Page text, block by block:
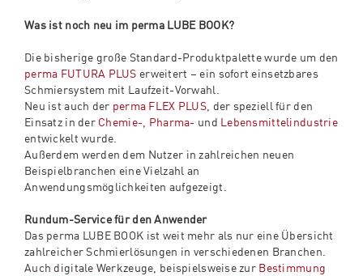
Was ist noch neu im perma LUBE BOOK?
Die bisherige große Standard-Produktpalette wurde um den
perma FUTURA PLUS erweitert – ein sofort einsetzbares
Schmiersystem mit Laufzeit-Vorwahl.
Neu ist auch der perma FLEX PLUS, der speziell für den
Einsatz in der Chemie-, Pharma- und Lebensmittelindustrie
entwickelt wurde.
Außerdem werden dem Nutzer in zahlreichen neuen
Beispielbranchen eine Vielzahl an
Anwendungsmöglichkeiten aufgezeigt.
Rundum-Service für den Anwender
Das perma LUBE BOOK ist weit mehr als nur eine Übersicht
zahlreicher Schmierlösungen in verschiedenen Branchen.
Auch digitale Werkzeuge, beispielsweise zur Bestimmung